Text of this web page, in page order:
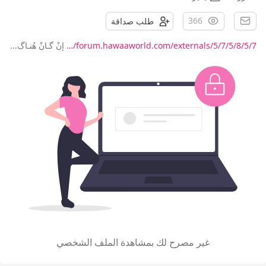
366 طلب صداقة
forum.hawaaworld.com/externals/5/7/5/8/5/7/… إنْ گـانْ هُنـاگ...
غير مصرح لك بمشاهدة الملف الشخصي